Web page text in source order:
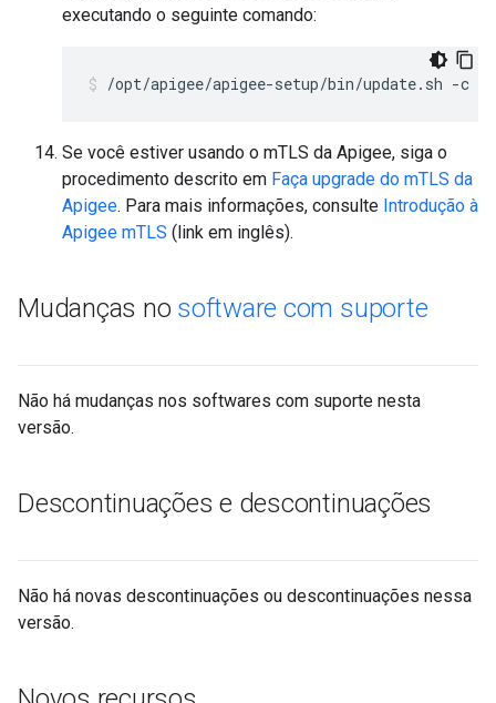
executando o seguinte comando:
/opt/apigee/apigee-setup/bin/update.sh -c
Se você estiver usando o mTLS da Apigee, siga o
procedimento descrito em Faça upgrade do mTLS da
Apigee. Para mais informações, consulte Introdução à
Apigee mTLS (link em inglês).
Mudanças no software com suporte
Não há mudanças nos softwares com suporte nesta
versão.
Descontinuações e descontinuações
Não há novas descontinuações ou descontinuações nessa
versão.